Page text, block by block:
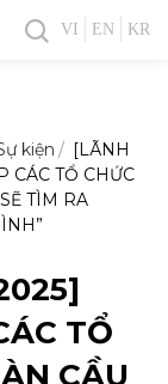
VI EN KR
kiện
[LÃNH
CÁC TỔ CHỨC
TÌM RA
TỔ
CẦU